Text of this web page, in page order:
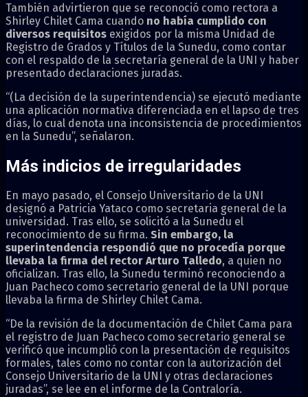
También advirtieron que se reconoció como rectora a
Shirley Chilet Cama cuando no había cumplido con
diversos requisitos exigidos por la misma Unidad de
Registro de Grados y Títulos de la Sunedu, como contar
con el respaldo de la secretaría general de la UNI y haber
presentado declaraciones juradas.
“(La decisión de la superintendencia) se ejecutó mediante
una aplicación normativa diferenciada en el lapso de tres
días, lo cual denota una inconsistencia de procedimientos
en la Sunedu”, señalaron.
Más indicios de irregularidades
En mayo pasado, el Consejo Universitario de la UNI
designó a Patricia Yataco como secretaria general de la
universidad. Tras ello, se solicitó a la Sunedu el
reconocimiento de su firma. Sin embargo, la
superintendencia respondió que no procedía porque
llevaba la firma del rector Arturo Talledo, a quien no
oficializan. Tras ello, la Sunedu terminó reconociendo a
Juan Pacheco como secretario general de la UNI porque
llevaba la firma de Shirley Chilet Cama.
“De la revisión de la documentación de Chilet Cama para
el registro de Juan Pacheco como secretario general se
verificó que incumplió con la presentación de requisitos
formales, tales como no contar con la autorización del
Consejo Universitario de la UNI y otras declaraciones
juradas”, se lee en el informe de la Contraloría.